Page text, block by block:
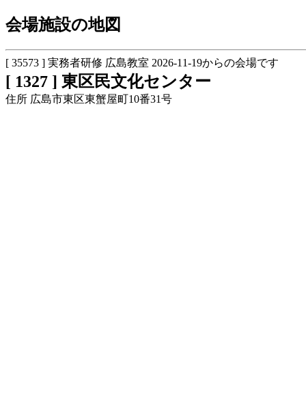
会場施設の地図
[ 35573 ] 実務者研修 広島教室 2026-11-19からの会場です
[ 1327 ] 東区民文化センター
住所 広島市東区東蟹屋町10番31号